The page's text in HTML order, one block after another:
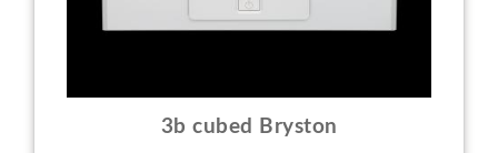
3b cubed Bryston